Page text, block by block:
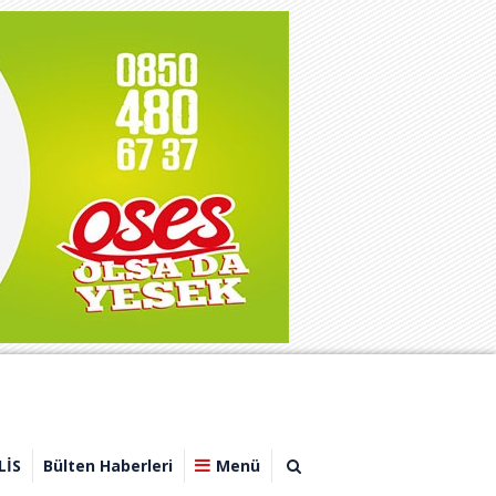
Bülten Haberleri Menü